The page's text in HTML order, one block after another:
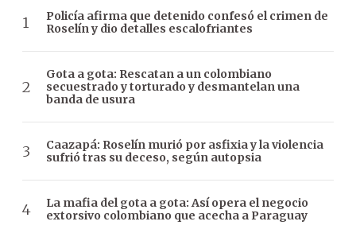
Policía afirma que detenido confesó el crimen de
Roselín y dio detalles escalofriantes
Gota a gota: Rescatan a un colombiano
secuestrado y torturado y desmantelan una
banda de usura
Caazapá: Roselín murió por asfixia y la violencia
sufrió tras su deceso, según autopsia
La mafia del gota a gota: Así opera el negocio
extorsivo colombiano que acecha a Paraguay